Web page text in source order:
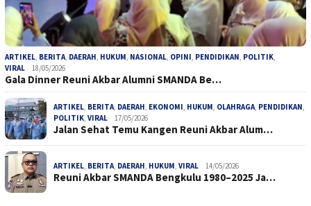
ARTIKEL, BERITA, DAERAH, HUKUM, NASIONAL, OPINI, PENDIDIKAN, POLITIK,
VIRAL
18/05/2026
Gala Dinner Reuni Akbar Alumni SMANDA Be…
ARTIKEL, BERITA, DAERAH, EKONOMI, HUKUM, OLAHRAGA, PENDIDIKAN,
POLITIK, VIRAL 17/05/2026
Jalan Sehat Temu Kangen Reuni Akbar Alum…
ARTIKEL, BERITA, DAERAH, HUKUM, VIRAL 14/05/2026
Reuni Akbar SMANDA Bengkulu 1980–2025 Ja…